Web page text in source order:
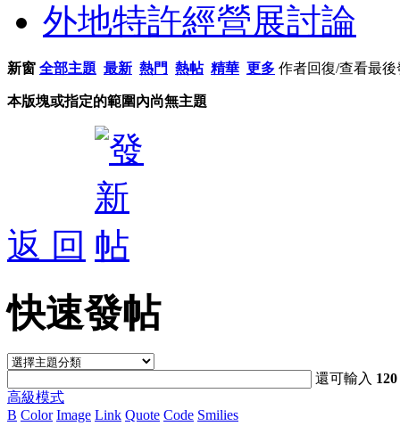
外地特許經營展討論
新窗 全部主題 最新 熱門 熱帖 精華 更多 作者回復/查看最後
本版塊或指定的範圍內尚無主題
返 回
快速發帖
還可輸入 120
高級模式
B Color Image Link Quote Code Smilies